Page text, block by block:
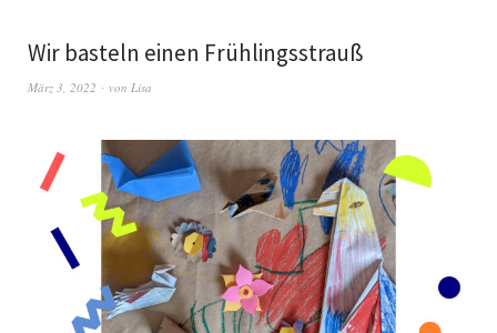
Wir basteln einen Frühlingsstrauß
März 3, 2022 von Lisa